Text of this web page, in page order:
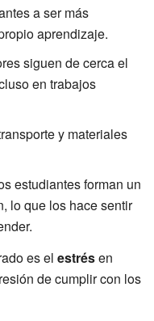
a ser más
aprendizaje.
siguen de cerca el
en trabajos
y materiales
estudiantes forman un
lo que los hace sentir
es el estrésen
de cumplir con los